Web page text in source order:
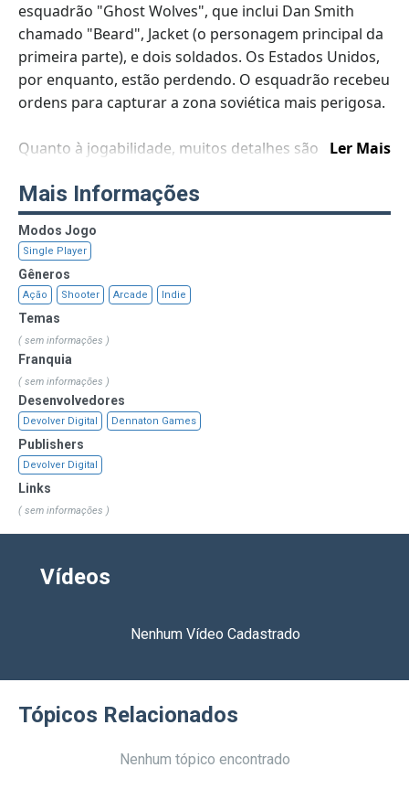
Ler Mais
esquadrão "Ghost Wolves", que inclui Dan Smith
chamado "Beard", Jacket (o personagem principal da
primeira parte), e dois soldados. Os Estados Unidos,
por enquanto, estão perdendo. O esquadrão recebeu
ordens para capturar a zona soviética mais perigosa.
Quanto à jogabilidade, muitos detalhes são
dela, em Wrong Number, havia níveis de dificuldade
(clássico e difícil). O nível de dificuldade é
desbloqueado após vencer o jogo na dificuldade
clássica. A diferença é que todos os níveis são
invertidos e contêm oponentes mais perigosos. O
jogo tem 13 personagens jogáveis. Cada um deles
tem sua visão da história, como Jacket e Biker no jogo
original. Máscaras da primeira parte apareceram
novamente no jogo, e novas máscaras que estão
dando novas habilidades também foram adicionadas.
Mais Informações
Modos Jogo
Single Player
Gêneros
Ação Shooter Arcade Indie
Temas
( sem informações )
Franquia
( sem informações )
Desenvolvedores
Devolver Digital Dennaton Games
Publishers
Devolver Digital
Links
( sem informações )
Vídeos
Nenhum Vídeo Cadastrado
Tópicos Relacionados
Nenhum tópico encontrado